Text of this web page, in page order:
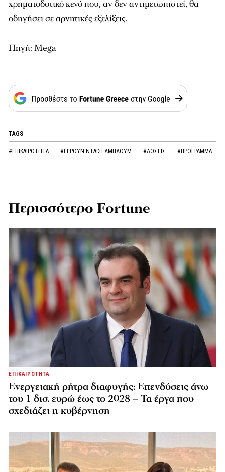
χρηματοδοτικό κενό που, αν δεν αντιμετωπιστεί, θα
οδηγήσει σε αρνητικές εξελίξεις.
Πηγή: Mega
TAGS
#ΕΠΙΚΑΙΡΟΤΗΤΑ #ΓΕΡΟΥΝ ΝΤΑΙΣΕΛΜΠΛΟΥΜ #ΔΟΣΕΙΣ #ΠΡΟΓΡΑΜΜΑ
Περισσότερο Fortune
ΕΠΙΚΑΙΡΟΤΗΤΑ
Ενεργειακή ρήτρα διαφυγής: Επενδύσεις άνω
του 1 δισ. ευρώ έως το 2028 – Τα έργα που
σχεδιάζει η κυβέρνηση